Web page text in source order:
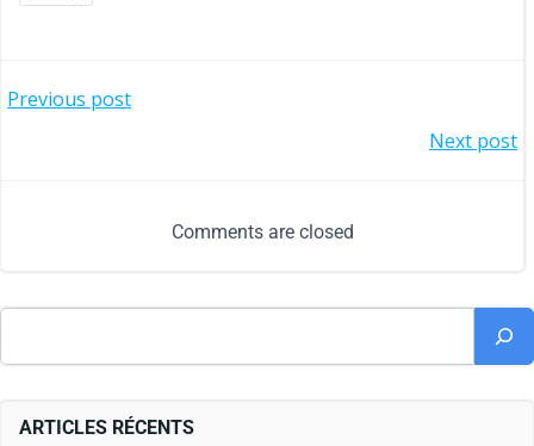
Previous post
Next post
Comments are closed
ARTICLES RÉCENTS